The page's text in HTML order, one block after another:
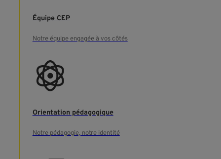
Équipe CEP
Notre équipe engagée à vos côtés
Orientation pédagogique
Notre pédagogie, notre identité